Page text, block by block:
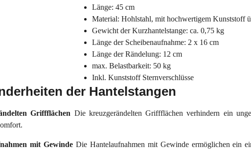
Länge: 45 cm
Material: Hohlstahl, mit hochwertigem Kunststoff
Gewicht der Kurzhantelstange: ca. 0,75 kg
Länge der Scheibenaufnahme: 2 x 16 cm
Länge der Rändelung: 12 cm
max. Belastbarkeit: 50 kg
Inkl. Kunststoff Sternverschlüsse
der Hantelstangen
Griffflächen Die kreuzgerändelten Griffflächen verhindern ein
mit Gewinde Die Hantelaufnahmen mit Gewinde ermöglichen ein